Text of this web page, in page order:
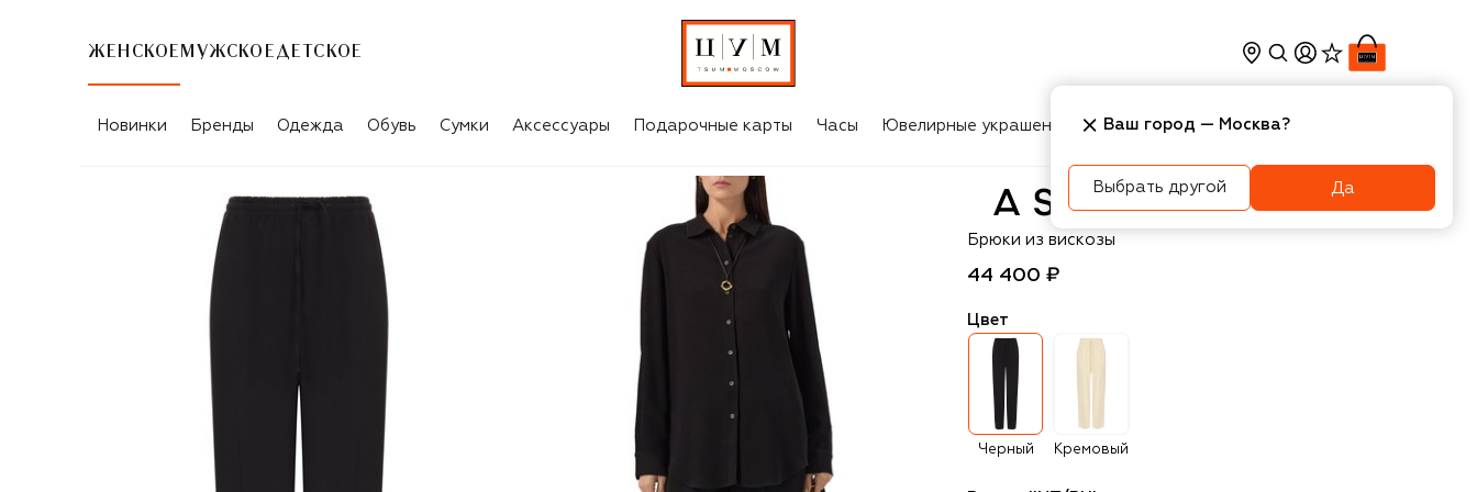
ЖЕНСКОЕ МУЖСКОЕ ДЕТСКОЕ
Новинки Бренды Одежда Обувь Сумки Аксессуары Подарочные карты Часы Ювелирные украшения Косметика Интерьер
ASCENO
Брюки из вискозы
44 400 ₽
Цвет
Черный Кремовый
Ваш город — Москва?
Выбрать другой Да